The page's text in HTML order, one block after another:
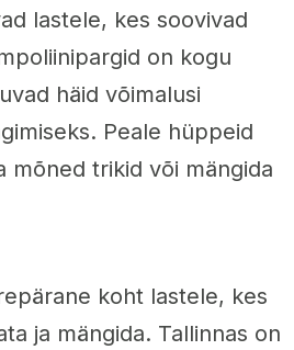
lastele, kes soovivad
on kogu
häid võimalusi
Peale hüppeid
mõned trikid või mängida
koht lastele, kes
ja mängida. Tallinnas on